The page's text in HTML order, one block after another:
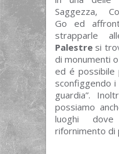
Saggezza,
Go ed
strapparle
Palestresi
di monumenti
ed é possibile
sconfiggendo
guardia”.
possiamo
luoghi
rifornimento di